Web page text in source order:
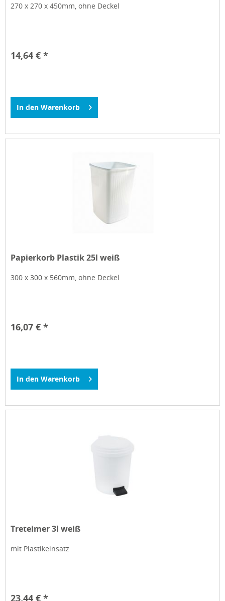
270 x 270 x 450mm, ohne Deckel
14,64 € *
In den Warenkorb
Papierkorb Plastik 25l weiß
300 x 300 x 560mm, ohne Deckel
16,07 € *
In den Warenkorb
Treteimer 3l weiß
mit Plastikeinsatz
23,44 € *